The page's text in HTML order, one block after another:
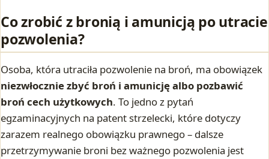
Co zrobić z bronią i amunicją po utracie
pozwolenia?
Osoba, która utraciła pozwolenie na broń, ma obowiązek
niezwłocznie zbyć broń i amunicję albo pozbawić
broń cech użytkowych. To jedno z pytań
egzaminacyjnych na patent strzelecki, które dotyczy
zarazem realnego obowiązku prawnego – dalsze
przetrzymywanie broni bez ważnego pozwolenia jest